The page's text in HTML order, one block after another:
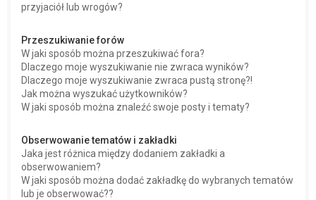
przyjaciół lub wrogów?
Przeszukiwanie forów
W jaki sposób można przeszukiwać fora?
Dlaczego moje wyszukiwanie nie zwraca wyników?
Dlaczego moje wyszukiwanie zwraca pustą stronę?!
Jak można wyszukać użytkowników?
W jaki sposób można znaleźć swoje posty i tematy?
Obserwowanie tematów i zakładki
Jaka jest różnica między dodaniem zakładki a
obserwowaniem?
W jaki sposób można dodać zakładkę do wybranych tematów
lub je obserwować??